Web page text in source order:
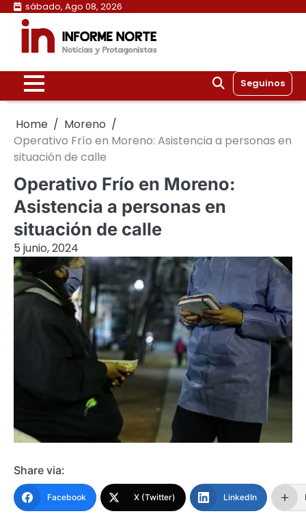
Skip
content
sábado, Ago 08, 2026
Seguinos
Home
Moreno
Operativo Frío en Moreno: Asistencia a personas en
situación de calle
Operativo Frío en Moreno:
Asistencia a personas en
situación de calle
5 junio, 2024
Share via:
Facebook X (Twitter) LinkedIn